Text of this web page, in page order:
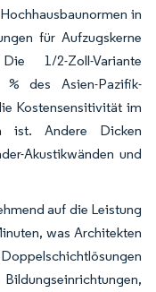
in
für Aufzugskerne
1/2-Zoll-Variante
des Asien-Pazifik-
Kostensensitivität im
ist. Andere Dicken
Akustikwänden und
auf die Leistung
was Architekten